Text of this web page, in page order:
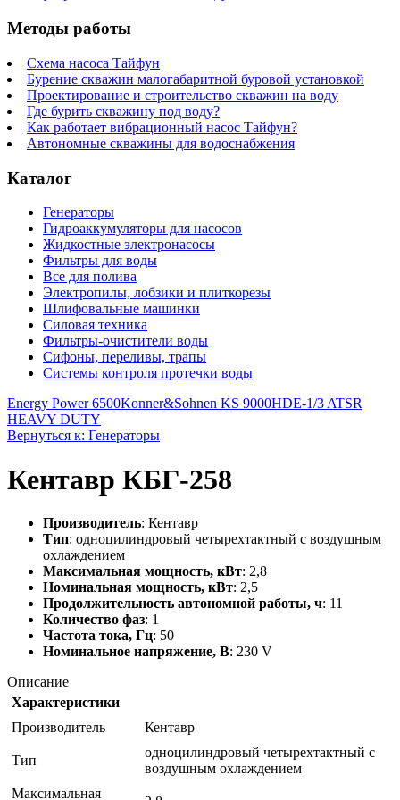
Методы работы
Схема насоса Тайфун
Бурение скважин малогабаритной буровой установкой
Проектирование и строительство скважин на воду
Где бурить скважину под воду?
Как работает вибрационный насос Тайфун?
Автономные скважины для водоснабжения
Каталог
Генераторы
Гидроаккумуляторы для насосов
Жидкостные электронасосы
Фильтры для воды
Все для полива
Электропилы, лобзики и плиткорезы
Шлифовальные машинки
Силовая техника
Фильтры-очистители воды
Сифоны, переливы, трапы
Системы контроля протечки воды
Energy Power 6500Konner&Sohnen KS 9000HDE-1/3 ATSR
HEAVY DUTY
Вернуться к: Генераторы
Кентавр КБГ-258
Производитель: Кентавр
Тип: одноцилиндровый четырехтактный с воздушным
охлаждением
Максимальная мощность, кВт: 2,8
Номинальная мощность, кВт: 2,5
Продолжительность автономной работы, ч: 11
Количество фаз: 1
Частота тока, Гц: 50
Номинальное напряжение, В: 230 V
Описание
Характеристики
Производитель
Кентавр
Тип
одноцилиндровый четырехтактный с
воздушным охлаждением
Максимальная